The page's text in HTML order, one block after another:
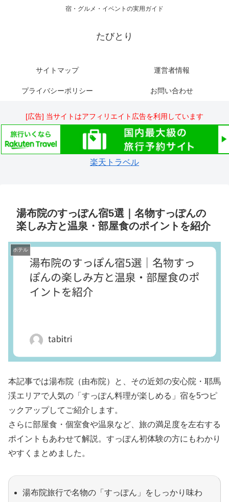
宿・グルメ・イベントの実用ガイド
たびとり
サイトマップ 運営者情報
プライバシーポリシー お問い合わせ
[広告] 当サイトはアフィリエイト広告を利用しています
楽天トラベル
湯布院のすっぽん宿5選｜名物すっぽんの
楽しみ方と温泉・部屋食のポイントを紹介
ホテル
本記事では湯布院（由布院）と、その近郊の安心院・耶馬
渓エリアで人気の「すっぽん料理が楽しめる」宿を5つピ
ックアップしてご紹介します。
さらに部屋食・個室食や温泉など、旅の満足度を左右する
ポイントもあわせて解説。すっぽん初体験の方にもわかり
やすくまとめました。
湯布院旅行で名物の「すっぽん」をしっかり味わ